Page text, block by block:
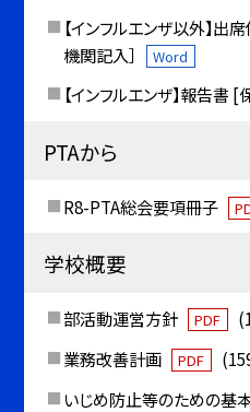
【インフルエンザ以外】出
機関記入］
Word
【インフルエンザ】報告書
PTAから
R8-PTA総会要項冊子
学校概要
部活動運営方針 PDF
業務改善計画
PDF
いじめ防止等のための基